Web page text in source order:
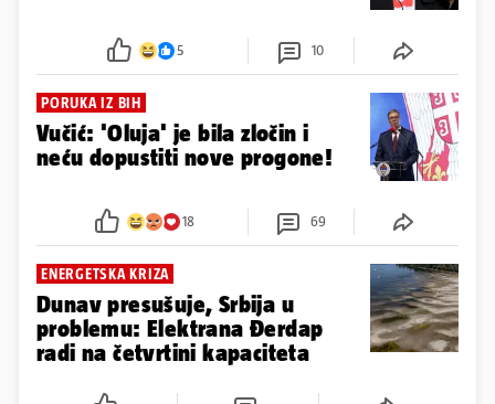
5 10
PORUKA IZ BIH
Vučić: 'Oluja' je bila zločin i
neću dopustiti nove progone!
18 69
ENERGETSKA KRIZA
Dunav presušuje, Srbija u
problemu: Elektrana Đerdap
radi na četvrtini kapaciteta